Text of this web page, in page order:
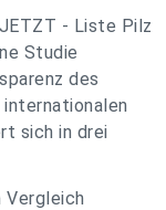
- Liste Pilz
Studie
des
sich in drei